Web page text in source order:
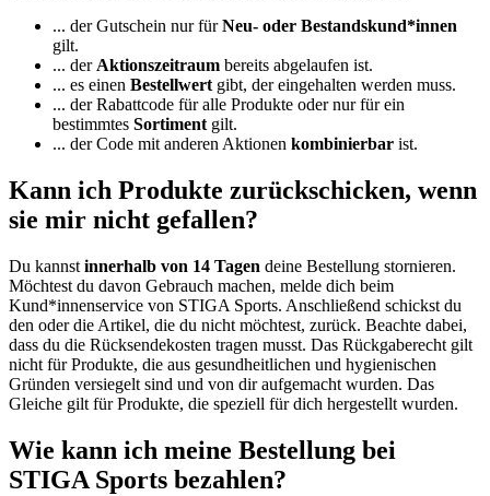
... der Gutschein nur fürNeu- oder Bestandskund*innen
gilt.
... derAktionszeitraum bereits abgelaufen ist.
... es einen Bestellwertgibt, der eingehalten werden muss.
... der Rabattcode für alle Produkte oder nur für ein
bestimmtes Sortimentgilt.
... der Code mit anderen Aktionen kombinierbar ist.
Kann ich Produkte zurückschicken, wenn
sie mir nicht gefallen?
Du kannst innerhalb von 14 Tagen deine Bestellung stornieren.
Möchtest du davon Gebrauch machen, melde dich beim
Kund*innenservice von STIGA Sports. Anschließend schickst du
den oder die Artikel, die du nicht möchtest, zurück. Beachte dabei,
dass du die Rücksendekosten tragen musst. Das Rückgaberecht gilt
nicht für Produkte, die aus gesundheitlichen und hygienischen
Gründen versiegelt sind und von dir aufgemacht wurden. Das
Gleiche gilt für Produkte, die speziell für dich hergestellt wurden.
Wie kann ich meine Bestellung bei
STIGA Sports bezahlen?